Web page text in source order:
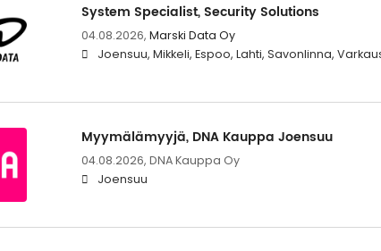
System Specialist, Security Solutions
04.08.2026, Marski Data Oy
Joensuu, Mikkeli, Espoo, Lahti, Savonlinna,
Myymälämyyjä, DNA Kauppa Joensuu
04.08.2026, DNA Kauppa Oy
Joensuu